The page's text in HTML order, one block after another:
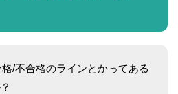
/不合格のラインとかってある